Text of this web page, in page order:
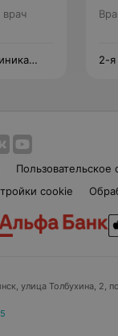
2-я
Пользовательское
cookie
улица Толбухина, 2,